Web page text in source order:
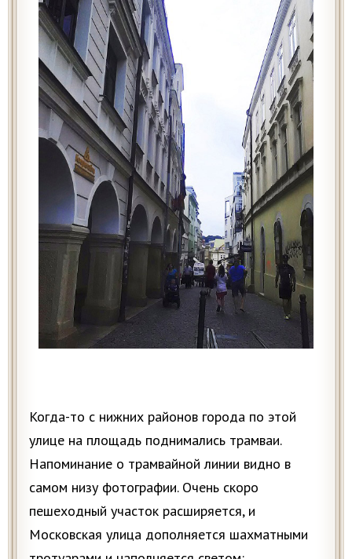
Когда-то с нижних районов города по этой
улице на площадь поднимались трамваи.
Напоминание о трамвайной линии видно в
самом низу фотографии. Очень скоро
пешеходный участок расширяется, и
Московская улица дополняется шахматными